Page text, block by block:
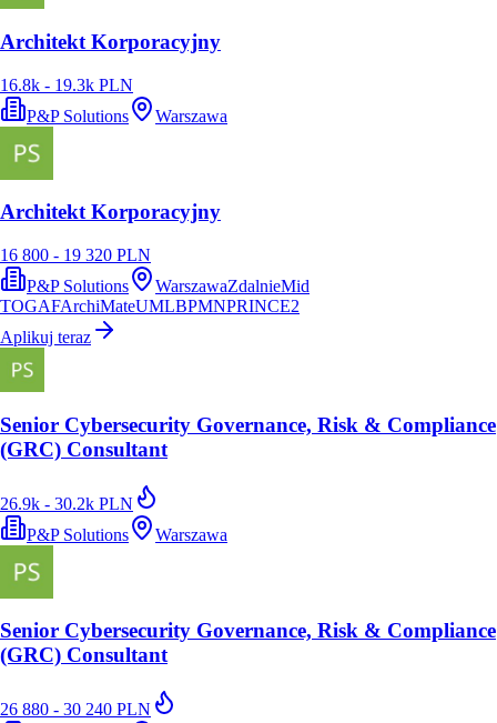
Architekt Korporacyjny
16.8k - 19.3k PLN
P&P Solutions
Warszawa
Architekt Korporacyjny
16 800 - 19 320 PLN
P&P Solutions
WarszawaZdalnieMid
TOGAFArchiMateUMLBPMNPRINCE2
Aplikuj teraz
Senior Cybersecurity Governance, Risk & Compliance
(GRC) Consultant
26.9k - 30.2k PLN
P&P Solutions
Warszawa
Senior Cybersecurity Governance, Risk & Compliance
(GRC) Consultant
26 880 - 30 240 PLN